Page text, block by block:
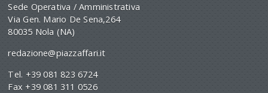
Sede Operativa / Amministrativa
Via Gen. Mario De Sena,264
80035 Nola (NA)
redazione@piazzaffari.it
Tel. +39 081 823 6724
Fax +39 081 311 0526